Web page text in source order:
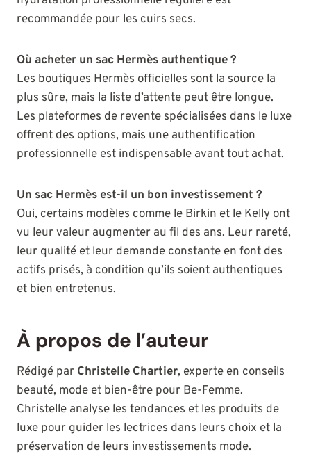
recommandée pour les cuirs secs.
Où acheter un sac Hermès authentique ?
Les boutiques Hermès officielles sont la source la
plus sûre, mais la liste d’attente peut être longue.
Les plateformes de revente spécialisées dans le luxe
offrent des options, mais une authentification
professionnelle est indispensable avant tout achat.
Un sac Hermès est-il un bon investissement ?
Oui, certains modèles comme le Birkin et le Kelly ont
vu leur valeur augmenter au fil des ans. Leur rareté,
leur qualité et leur demande constante en font des
actifs prisés, à condition qu’ils soient authentiques
et bien entretenus.
À propos de l’auteur
Rédigé par Christelle Chartier, experte en conseils
beauté, mode et bien-être pour Be-Femme.
Christelle analyse les tendances et les produits de
luxe pour guider les lectrices dans leurs choix et la
préservation de leurs investissements mode.